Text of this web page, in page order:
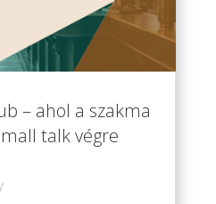
– ahol a szakma
talk végre